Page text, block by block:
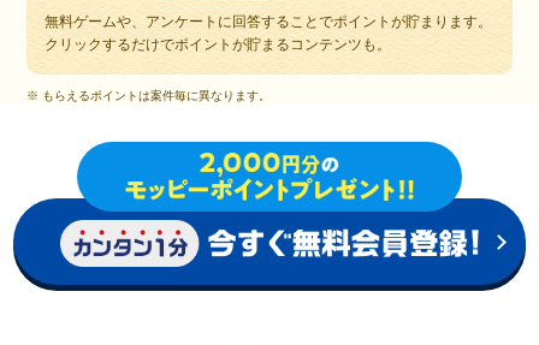
無料ゲームや、アンケートに回答することでポイントが貯まります。
クリックするだけでポイントが貯まるコンテンツも。
※ もらえるポイントは案件毎に異なります。